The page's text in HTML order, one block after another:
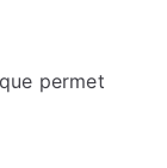
permet